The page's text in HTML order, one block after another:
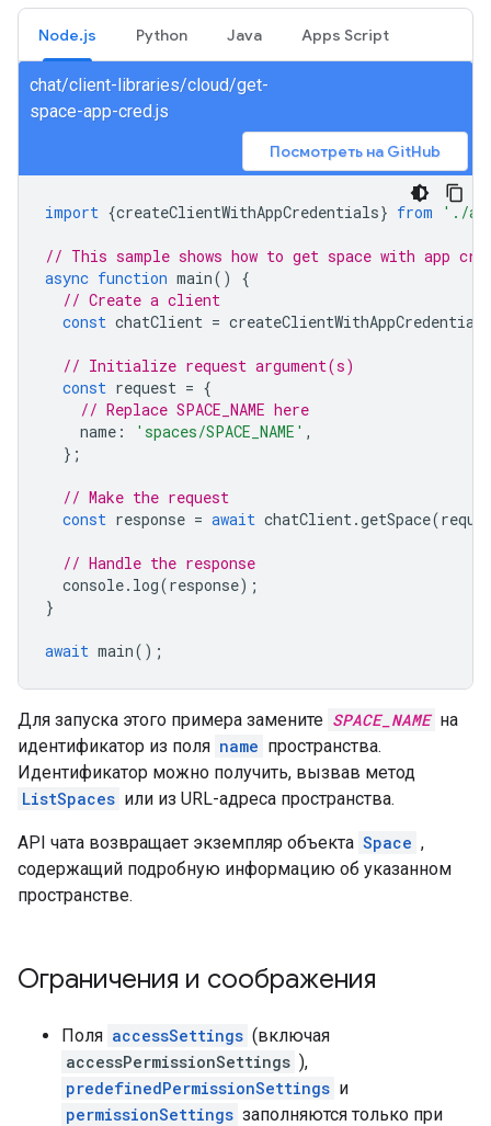
Node.js Python Java Apps Script
chat/client-libraries/cloud/get-
space-app-cred.js
Посмотреть на GitHub
import {createClientWithAppCredentials} from './
// This sample shows how to get space with app
async function main()
{
// Create a client
const chatClient = createClientWithAppCredentials
// Initialize request argument(s)
const request = {
// Replace SPACE_NAME here
name : 'spaces/SPACE_NAME' ,
};
// Make the request
const response = await chatClient.getSpace(
// Handle the response
console. log(response);
}
await main();
Для запуска этого примера замените SPACE_NAME на
идентификатор из поля name пространства.
Идентификатор можно получить, вызвав метод
ListSpaces или из URL-адреса пространства.
API чата возвращает экземпляр объекта Space ,
содержащий подробную информацию об указанном
пространстве.
Ограничения и соображения
Поля accessSettings (включая
accessPermissionSettings ),
predefinedPermissionSettings и
permissionSettings заполняются только при